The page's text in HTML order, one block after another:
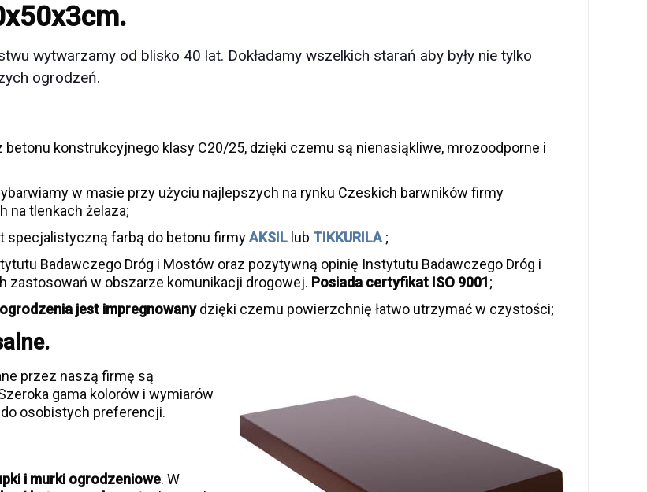
wytwarzamy od blisko 40 lat. Dokładamy wszelkich starań aby były nie tylko
ogrodzeń.
betonu konstrukcyjnego klasy C20/25, dzięki czemu są nienasiąkliwe, mrozoodporne i
w masie przy użyciu najlepszych na rynku Czeskich barwników firmy
na tlenkach żelaza;
specjalistyczną farbą do betonu firmyAKSIL lub TIKKURILA ;
Badawczego Dróg i Mostów oraz pozytywną opinię Instytutu Badawczego Dróg i
w obszarze komunikacji drogowej. Posiada certyfikat ISO 9001;
jest impregnowanydzięki czemu powierzchnię łatwo utrzymać w czystości;
przez naszą firmę są
gama kolorów i wymiarów
do osobistych preferencji.
i murki ogrodzeniowe. W